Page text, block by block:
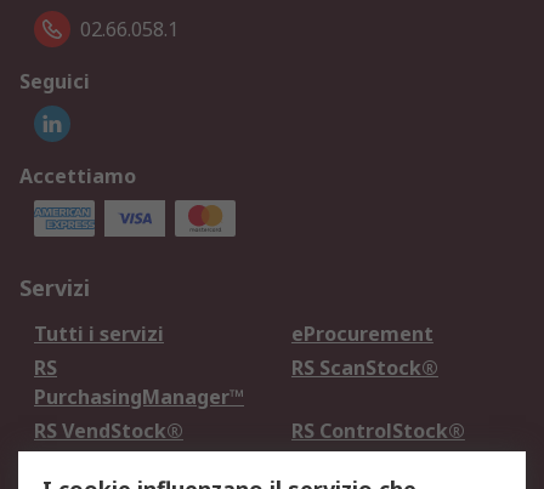
02.66.058.1
Seguici
Accettiamo
Servizi
Tutti i servizi
eProcurement
RS
PurchasingManager™
RS ScanStock®
RS VendStock®
RS ControlStock®